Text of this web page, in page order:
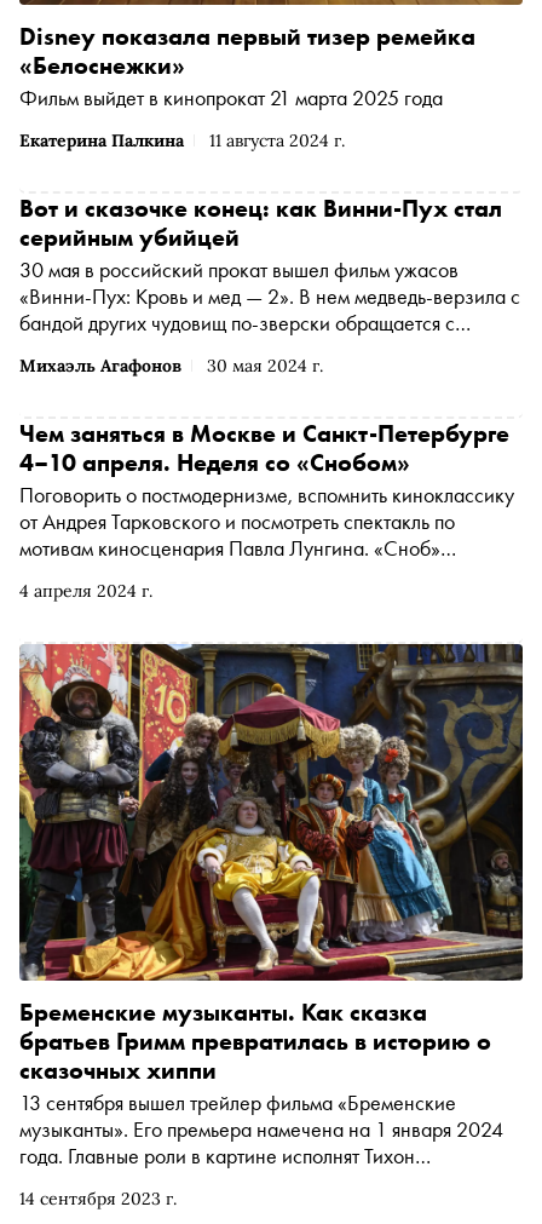
Екатерина Палкина 11 августа 2024 г.
Disney показала первый тизер ремейка
«Белоснежки»
Фильм выйдет в кинопрокат 21 марта 2025 года
Михаэль Агафонов 30 мая 2024 г.
Вот и сказочке конец: как Винни-Пух стал
серийным убийцей
30 мая в российский прокат вышел фильм ужасов
«Винни-Пух: Кровь и мед — 2». В нем медведь-верзила с
бандой других чудовищ по-зверски обращается с
получилось и почему в ближайшее время нас ждут и
Пиноккио и даже Бэмби
4 апреля 2024 г.
Чем заняться в Москве и Санкт-Петербурге
4–10 апреля. Неделя со «Снобом»
Поговорить о постмодернизме, вспомнить киноклассику
от Андрея Тарковского и посмотреть спектакль по
мотивам киносценария Павла Лунгина. «Сноб»
ближайшей неделе
14 сентября 2023 г.
Бременские музыканты. Как сказка
братьев Гримм превратилась в историю о
сказочных хиппи
13 сентября вышел трейлер фильма «Бременские
музыканты». Его премьера намечена на 1 января 2024
года. Главные роли в картине исполнят Тихон
«Сноб» вспомнил историю создания оригинального